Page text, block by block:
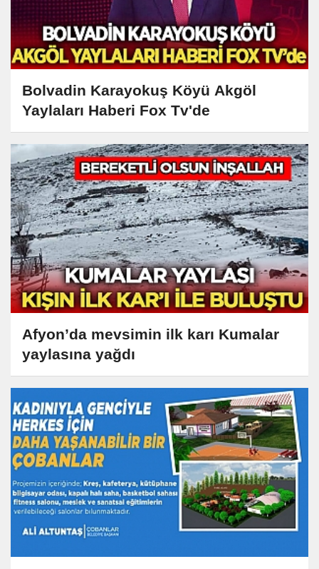
Bolvadin Karayokuş Köyü Akgöl
Yaylaları Haberi Fox Tv'de
Afyon’da mevsimin ilk karı Kumalar
yaylasına yağdı